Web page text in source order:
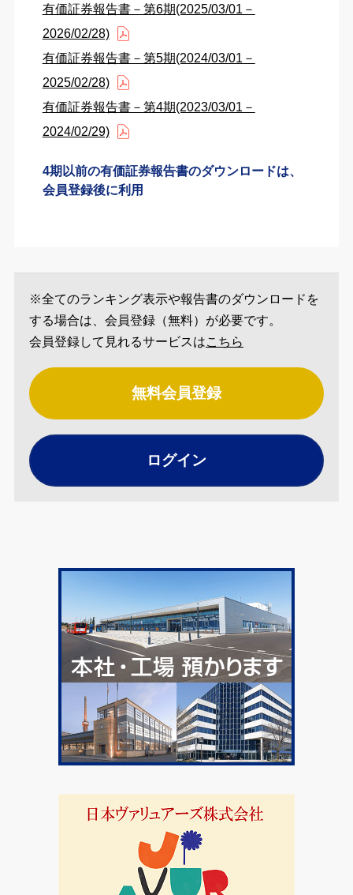
有価証券報告書－第6期(2025/03/01－
2026/02/28)
有価証券報告書－第5期(2024/03/01－
2025/02/28)
有価証券報告書－第4期(2023/03/01－
2024/02/29)
4期以前の有価証券報告書のダウンロードは、
会員登録後に利用
※全てのランキング表示や報告書のダウンロードを
する場合は、会員登録（無料）が必要です。
会員登録して見れるサービスはこちら
無料会員登録
ログイン